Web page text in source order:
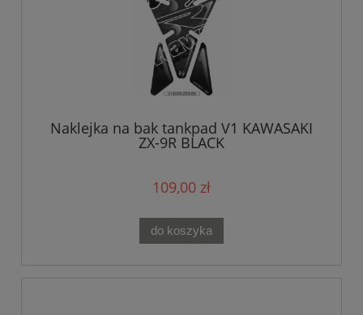
Naklejka na bak tankpad V1 KAWASAKI
ZX-9R BLACK
109,00 zł
do koszyka